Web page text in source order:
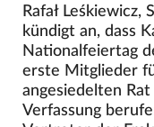
Rafał Leśkiewicz,
kündigt an, dass
Nationalfeiertag
erste Mitglieder
angesiedelten
Verfassung